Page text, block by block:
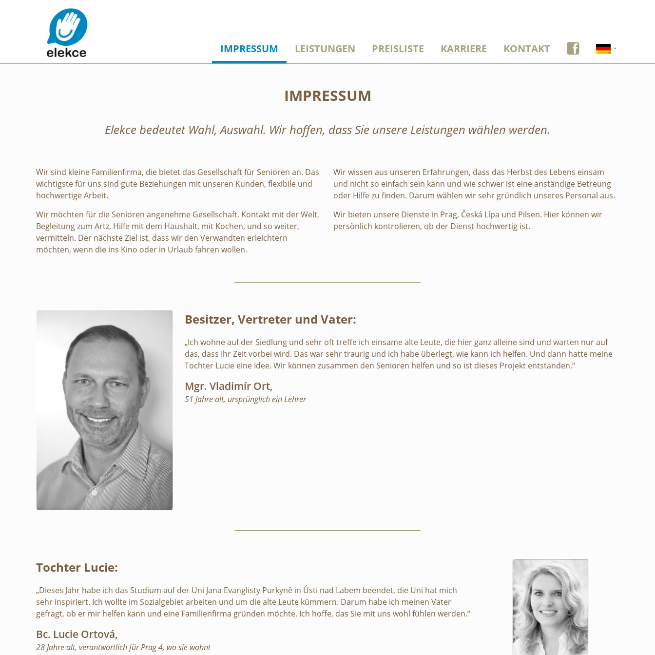
IMPRESSUM LEISTUNGEN PREISLISTE KARRIERE KONTAKT
IMPRESSUM
Elekce bedeutet Wahl, Auswahl. Wir hoffen, dass Sie unsere Leistungen wählen werden.
Wir sind kleine Familienfirma, die bietet das Gesellschaft für Senioren an. Das
wichtigste für uns sind gute Beziehungen mit unseren Kunden, flexibile und
hochwertige Arbeit.
Wir möchten für die Senioren angenehme Gesellschaft, Kontakt mit der Welt,
Begleitung zum Artz, Hilfe mit dem Haushalt, mit Kochen, und so weiter,
vermitteln. Der nächste Ziel ist, dass wir den Verwandten erleichtern
möchten, wenn die ins Kino oder in Urlaub fahren wollen.
Wir wissen aus unseren Erfahrungen, dass das Herbst des Lebens einsam
und nicht so einfach sein kann und wie schwer ist eine anständige Betreung
oder Hilfe zu finden. Darum wählen wir sehr gründlich unseres Personal aus.
Wir bieten unsere Dienste in Prag, Česká Lípa und Pilsen. Hier können wir
persönlich kontrolieren, ob der Dienst hochwertig ist.
Besitzer, Vertreter und Vater:
„Ich wohne auf der Siedlung und sehr oft treffe ich einsame alte Leute, die hier ganz alleine sind und warten nur auf
das, dass Ihr Zeit vorbei wird. Das war sehr traurig und ich habe überlegt, wie kann ich helfen. Und dann hatte meine
Tochter Lucie eine Idee. Wir können zusammen den Senioren helfen und so ist dieses Projekt entstanden.“
Mgr. Vladimír Ort,
51 Jahre alt, ursprünglich ein Lehrer
Tochter Lucie:
„Dieses Jahr habe ich das Studium auf der Uni Jana Evanglisty Purkyně in Ústi nad Labem beendet, die Uni hat mich
sehr inspiriert. Ich wollte im Sozialgebiet arbeiten und um die alte Leute kümmern. Darum habe ich meinen Vater
gefragt, ob er mir helfen kann und eine Familienfirma gründen möchte. Ich hoffe, das Sie mit uns wohl fühlen werden.“
Bc. Lucie Ortová,
28 Jahre alt, verantwortlich für Prag 4, wo sie wohnt